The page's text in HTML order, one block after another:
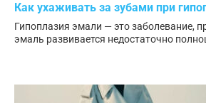
Как ухаживать за зубами при
Гипоплазия эмали — это заболевание,
эмаль развивается недостаточно